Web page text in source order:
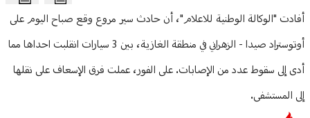
Article Content
أفادت "الوكالة الوطنية للاعلام"، أن حادث سير مروع وقع صباح اليوم على
أوتوستراد صيدا - الزهراني في منطقة الغازية، بين 3 سيارات انقلبت احداها مما
أدى إلى سقوط عدد من الإصابات. على الفور، عملت فرق الإسعاف على نقلها
إلى المستشفى.